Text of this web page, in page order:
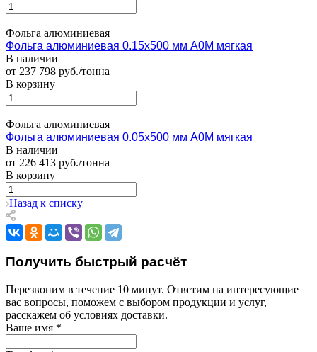
Фольга алюминиевая
Фольга алюминиевая 0.15х500 мм А0М мягкая
В наличии
от 237 798 руб./тонна
В корзину
Фольга алюминиевая
Фольга алюминиевая 0.05х500 мм А0М мягкая
В наличии
от 226 413 руб./тонна
В корзину
Назад к списку
Получить быстрый расчёт
Перезвоним в течение 10 минут. Ответим на интересующие
вас вопросы, поможем с выбором продукции и услуг,
расскажем об условиях доставки.
Ваше имя *